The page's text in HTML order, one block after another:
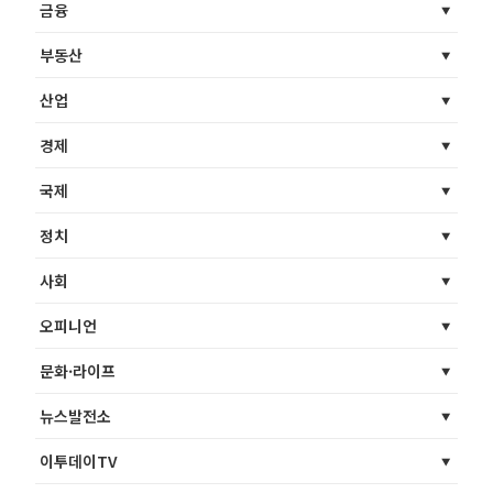
금융
부동산
산업
경제
국제
정치
사회
오피니언
문화·라이프
뉴스발전소
이투데이TV